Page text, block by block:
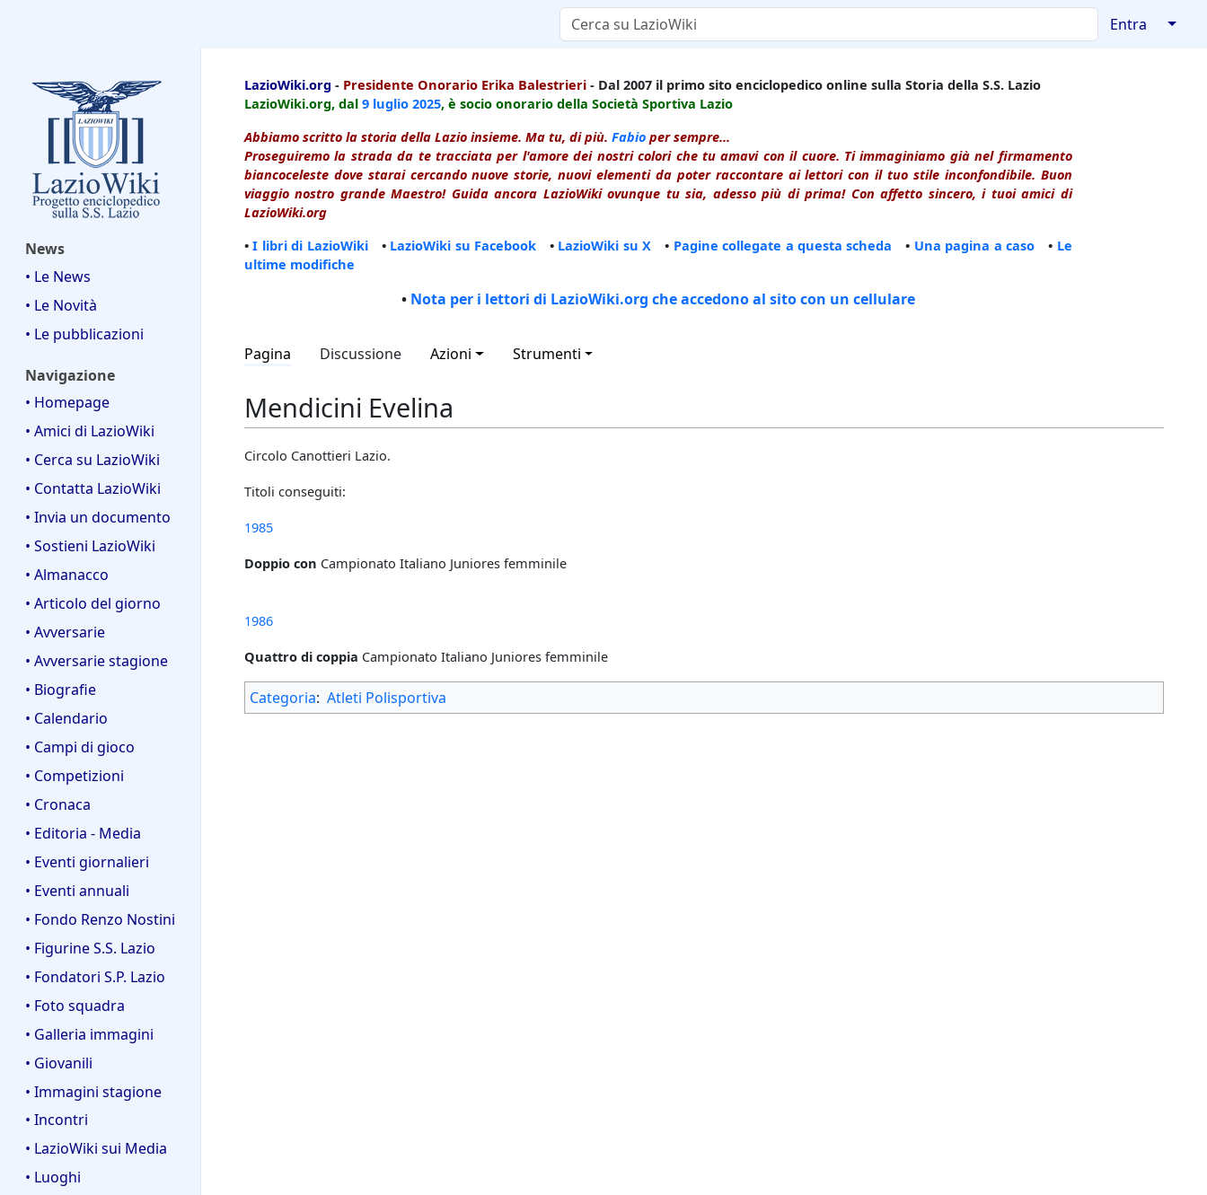
Entra ↓
News
• Le News
• Le Novità
• Le pubblicazioni
Navigazione
• Homepage
• Amici di LazioWiki
• Cerca su LazioWiki
• Contatta LazioWiki
• Invia un documento
• Sostieni LazioWiki
• Almanacco
• Articolo del giorno
• Avversarie
• Avversarie stagione
• Biografie
• Calendario
• Campi di gioco
• Competizioni
• Cronaca
• Editoria - Media
• Eventi giornalieri
• Eventi annuali
• Fondo Renzo Nostini
• Figurine S.S. Lazio
• Fondatori S.P. Lazio
• Foto squadra
• Galleria immagini
• Giovanili
• Immagini stagione
• Incontri
• LazioWiki sui Media
• Luoghi
LazioWiki.org - Presidente Onorario Erika Balestrieri - Dal 2007 il primo sito enciclopedico online sulla Storia della S.S. Lazio
LazioWiki.org, dal 9 luglio 2025, è socio onorario della Società Sportiva Lazio
Abbiamo scritto la storia della Lazio insieme. Ma tu, di più. Fabio per sempre...
Proseguiremo la strada da te tracciata per l'amore dei nostri colori che tu amavi con il cuore. Ti immaginiamo già nel firmamento
biancoceleste dove starai cercando nuove storie, nuovi elementi da poter raccontare ai lettori con il tuo stile inconfondibile. Buon
viaggio nostro grande Maestro! Guida ancora LazioWiki ovunque tu sia, adesso più di prima! Con affetto sincero, i tuoi amici di
LazioWiki.org
•I libri di LazioWiki• LazioWiki su Facebook • LazioWiki su X • Pagine collegate a questa scheda • Una pagina a caso • Le
ultime modifiche
• Nota per i lettori di LazioWiki.org che accedono al sito con un cellulare
Pagina Discussione Azioni Strumenti
Mendicini Evelina
Circolo Canottieri Lazio.
Titoli conseguiti:
1985
Doppio con Campionato Italiano Juniores femminile
1986
Quattro di coppia Campionato Italiano Juniores femminile
Categoria: Atleti Polisportiva